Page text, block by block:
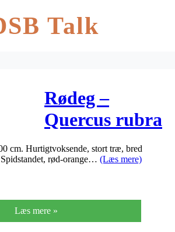
Talk
Rødeg –
Quercus rubra
cm. Hurtigtvoksende, stort træ, bred
rød-orange… (Læs mere)
Læs mere »